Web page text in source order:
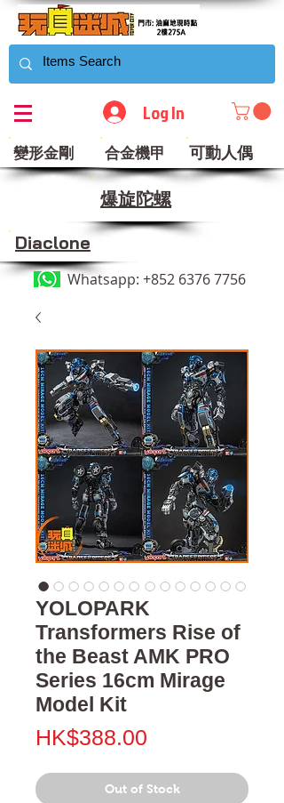
Log In
變形金剛 合金機甲 可動人偶
​爆旋陀螺
Diaclone
Whatsapp: +852 6376 7756
YOLOPARK
Transformers Rise of
the Beast AMK PRO
Series 16cm Mirage
Model Kit
HK$388.00
Out of Stock